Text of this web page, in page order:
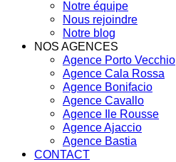
Notre équipe
Nous rejoindre
Notre blog
NOS AGENCES
Agence Porto Vecchio
Agence Cala Rossa
Agence Bonifacio
Agence Cavallo
Agence Ile Rousse
Agence Ajaccio
Agence Bastia
CONTACT